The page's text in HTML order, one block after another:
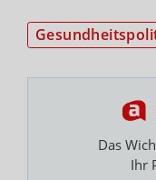
Das
Ihr